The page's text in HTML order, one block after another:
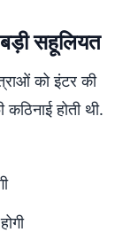
बड़ी सहूलियत
को इंटर की
होती थी.